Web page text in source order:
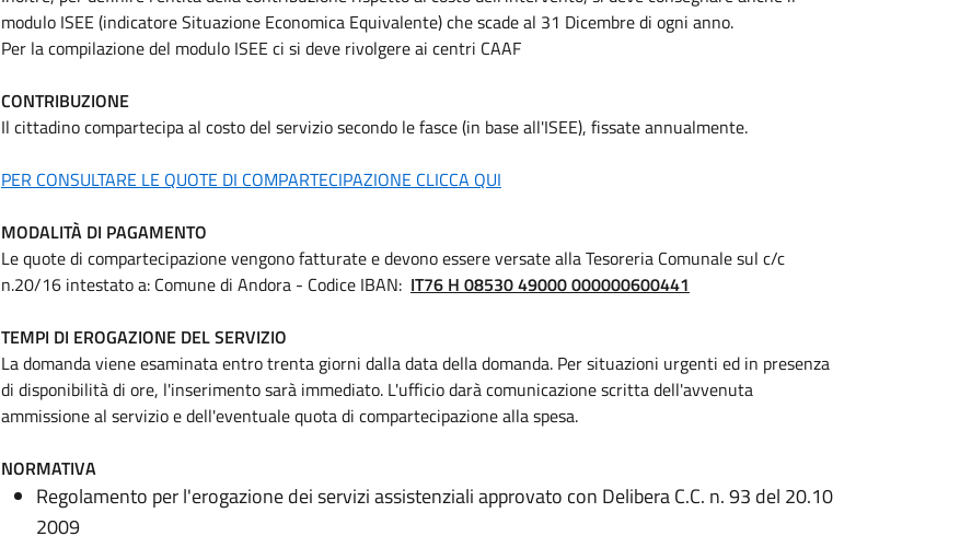
modulo ISEE (indicatore Situazione Economica Equivalente) che scade al 31 Dicembre di ogni anno.
Per la compilazione del modulo ISEE ci si deve rivolgere ai centri CAAF
CONTRIBUZIONE
Il cittadino compartecipa al costo del servizio secondo le fasce (in base all'ISEE), fissate annualmente.
PER CONSULTARE LE QUOTE DI COMPARTECIPAZIONE CLICCA QUI
MODALITÀ DI PAGAMENTO
Le quote di compartecipazione vengono fatturate e devono essere versate alla Tesoreria Comunale sul c/c
n.20/16 intestato a: Comune di Andora - Codice IBAN: IT76 H 08530 49000 000000600441
TEMPI DI EROGAZIONE DEL SERVIZIO
La domanda viene esaminata entro trenta giorni dalla data della domanda. Per situazioni urgenti ed in presenza
di disponibilità di ore, l'inserimento sarà immediato. L'ufficio darà comunicazione scritta dell'avvenuta
ammissione al servizio e dell'eventuale quota di compartecipazione alla spesa.
NORMATIVA
Regolamento per l'erogazione dei servizi assistenziali approvato con Delibera C.C. n. 93 del 20.10
2009